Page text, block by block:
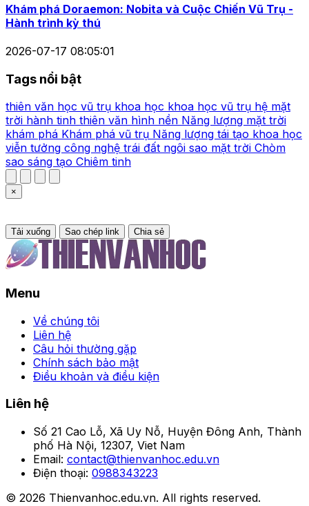
Khám phá Doraemon: Nobita và Cuộc Chiến Vũ Trụ -
Hành trình kỳ thú
2026-07-17 08:05:01
Tags nổi bật
thiên văn học vũ trụ khoa học khoa học vũ trụ hệ mặt
trời hành tinh thiên văn hình nền Năng lượng mặt trời
khám phá Khám phá vũ trụ Năng lượng tái tạo khoa học
viễn tưởng công nghệ trái đất ngôi sao mặt trời Chòm
sao sáng tạo Chiêm tinh
×
Tải xuống Sao chép link Chia sẻ
Menu
Về chúng tôi
Liên hệ
Câu hỏi thường gặp
Chính sách bảo mật
Điều khoản và điều kiện
Liên hệ
Số 21 Cao Lỗ, Xã Uy Nỗ, Huyện Đông Anh, Thành
phố Hà Nội, 12307, Viet Nam
Email: contact@thienvanhoc.edu.vn
Điện thoại: 0988343223
© 2026 Thienvanhoc.edu.vn. All rights reserved.